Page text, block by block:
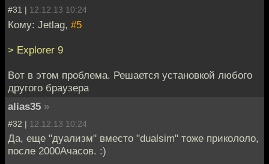
#31 | 12.12.13 10:24
Кому: Jetlag, #5
> Explorer 9
Вот в этом проблема. Решается установкой любого
другого браузера
alias35 »
#32 | 12.12.13 10:24
Да, еще "дуализм" вместо "dualsim" тоже прикололо,
после 2000Ачасов. :)